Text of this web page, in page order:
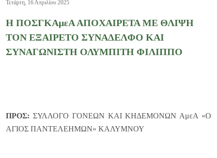
Τετάρτη, 16 Απριλίου 2025
Η ΠΟΣΓΚΑμεΑ ΑΠΟΧΑΙΡΕΤΑ ΜΕ ΘΛΙΨΗ
ΤΟΝ ΕΞΑΙΡΕΤΟ ΣΥΝΑΔΕΛΦΟ ΚΑΙ
ΣΥΝΑΓΩΝΙΣΤΗ ΟΛΥΜΠΙΤΗ ΦΙΛΙΠΠΟ
ΠΡΟΣ: ΣΥΛΛΟΓΟ ΓΟΝΕΩΝ ΚΑΙ ΚΗΔΕΜΟΝΩΝ ΑμεΑ «Ο
ΑΓΙΟΣ ΠΑΝΤΕΛΕΗΜΩΝ» ΚΑΛΥΜΝΟΥ